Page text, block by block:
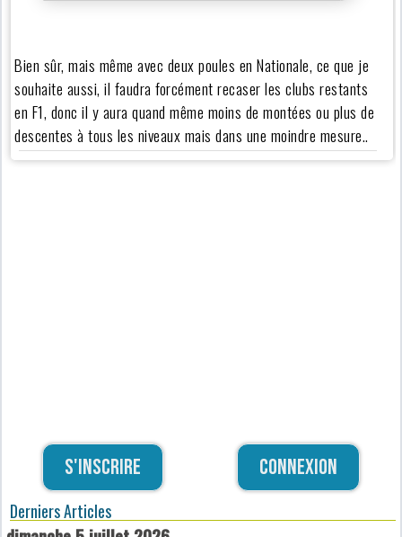
Bien sûr, mais même avec deux poules en Nationale, ce que je
souhaite aussi, il faudra forcément recaser les clubs restants
en F1, donc il y aura quand même moins de montées ou plus de
descentes à tous les niveaux mais dans une moindre mesure..
S'inscrire Connexion
Derniers Articles